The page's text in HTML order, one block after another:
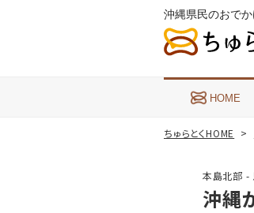
沖縄県民のおで
HOME
ちゅらとくHOME
本島北部 -
沖縄